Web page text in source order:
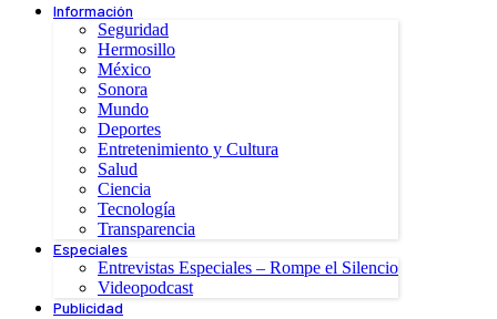
Información
Seguridad
Hermosillo
México
Sonora
Mundo
Deportes
Entretenimiento y Cultura
Salud
Ciencia
Tecnología
Transparencia
Especiales
Entrevistas Especiales – Rompe el Silencio
Videopodcast
Publicidad